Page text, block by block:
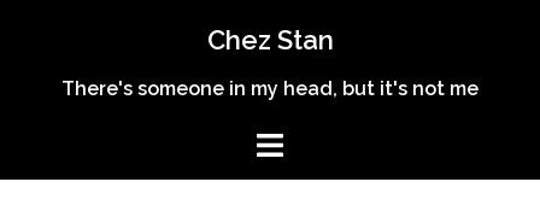
contenu
Chez Stan
There's someone in my head, but it's not me